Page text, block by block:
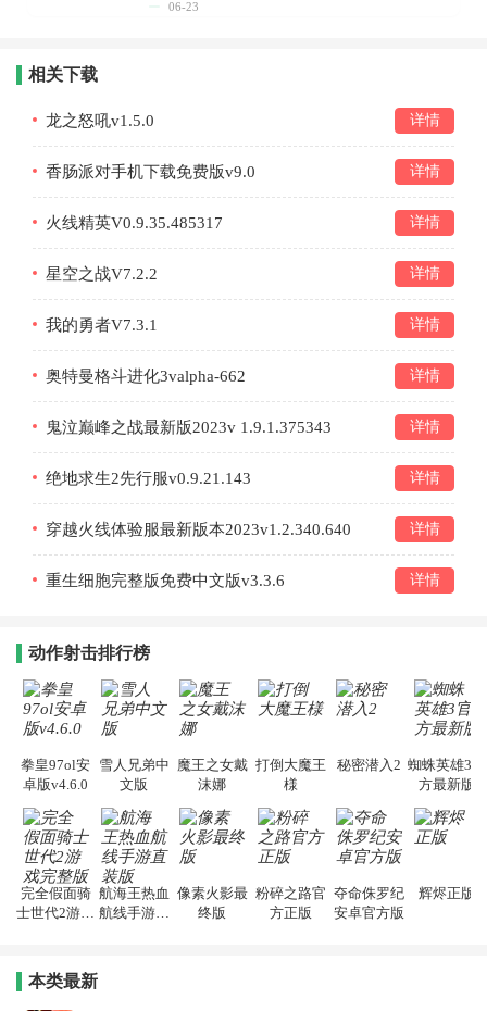
06-23
相关下载
龙之怒吼v1.5.0 详情
香肠派对手机下载免费版v9.0 详情
火线精英V0.9.35.485317 详情
星空之战V7.2.2 详情
我的勇者V7.3.1 详情
奥特曼格斗进化3valpha-662 详情
鬼泣巅峰之战最新版2023v 1.9.1.375343 详情
绝地求生2先行服v0.9.21.143 详情
穿越火线体验服最新版本2023v1.2.340.640 详情
重生细胞完整版免费中文版v3.3.6 详情
动作射击排行榜
拳皇97ol安
卓版v4.6.0
雪人兄弟中
文版
魔王之女戴
沫娜
打倒大魔王
様
秘密潜入2 蜘蛛英雄3官
方最新版
完全假面骑
士世代2游戏
航海王热血
航线手游直
像素火影最
终版
粉碎之路官
方正版
夺命侏罗纪
安卓官方版
辉烬正版
本类最新